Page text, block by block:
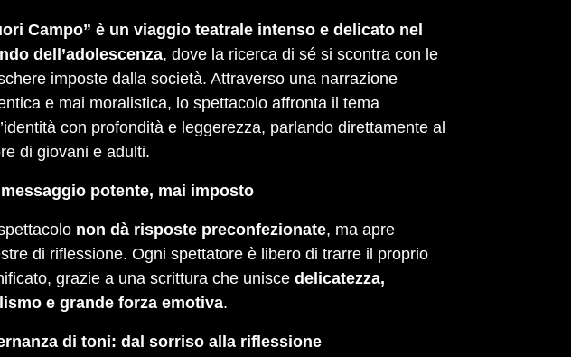
Campo” è un viaggio teatrale intenso e delicato nel
dell’adolescenza, dove la ricerca di sé si scontra con le
imposte dalla società. Attraverso una narrazione
e mai moralistica, lo spettacolo affronta il tema
con profondità e leggerezza, parlando direttamente al
di giovani e adulti.
potente, mai imposto
non dà risposte preconfezionate, ma apre
di riflessione. Ogni spettatore è libero di trarre il proprio
grazie a una scrittura che unisce delicatezza,
e grande forza emotiva.
di toni: dal sorriso alla riflessione